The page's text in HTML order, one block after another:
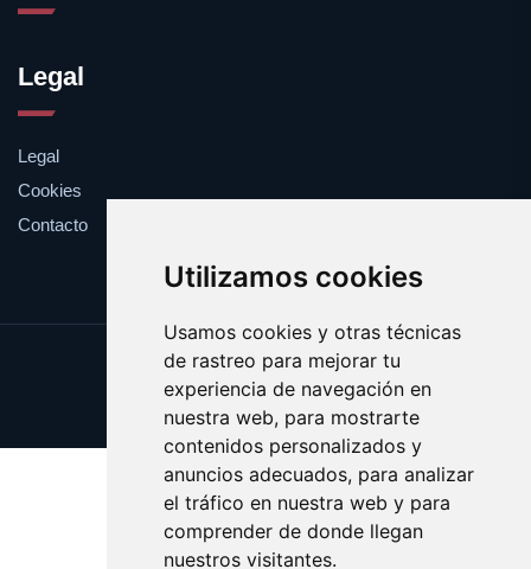
Utilizamos cookies
Usamos cookies y otras técnicas
de rastreo para mejorar tu
experiencia de navegación en
nuestra web, para mostrarte
contenidos personalizados y
anuncios adecuados, para analizar
el tráfico en nuestra web y para
comprender de donde llegan
nuestros visitantes.
Legal
Legal
Cookies
Contacto
Update cookies preferences
Copyright © 2025 feromona.es